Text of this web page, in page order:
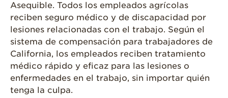
Asequible. Todos los empleados agrícolas
reciben seguro médico y de discapacidad por
lesiones relacionadas con el trabajo. Según el
sistema de compensación para trabajadores de
California, los empleados reciben tratamiento
médico rápido y eficaz para las lesiones o
enfermedades en el trabajo, sin importar quién
tenga la culpa.